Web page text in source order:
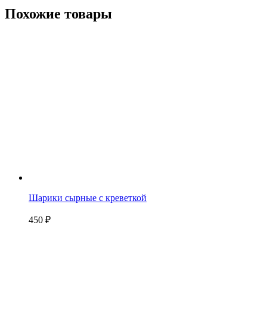
Похожие товары
Шарики сырные с креветкой
450 ₽